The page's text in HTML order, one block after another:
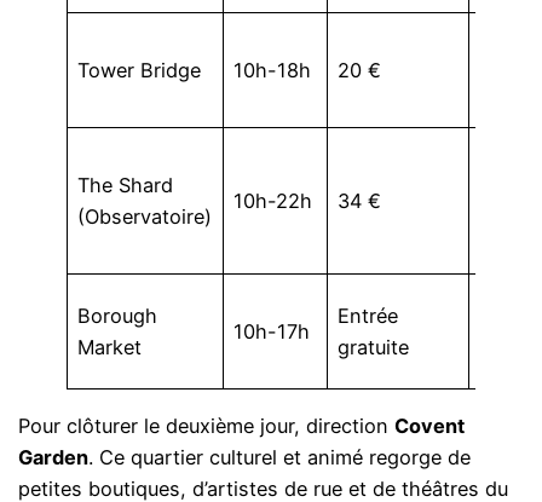
Tower Bridge 10h-18h 20 €
The Shard
(Observatoire)
10h-22h 34 €
Borough
Market
10h-17h
Entrée
gratuite
Pour clôturer le deuxième jour, directionCovent
Garden. Ce quartier culturel et animé regorge de
petites boutiques, d’artistes de rue et de théâtres du